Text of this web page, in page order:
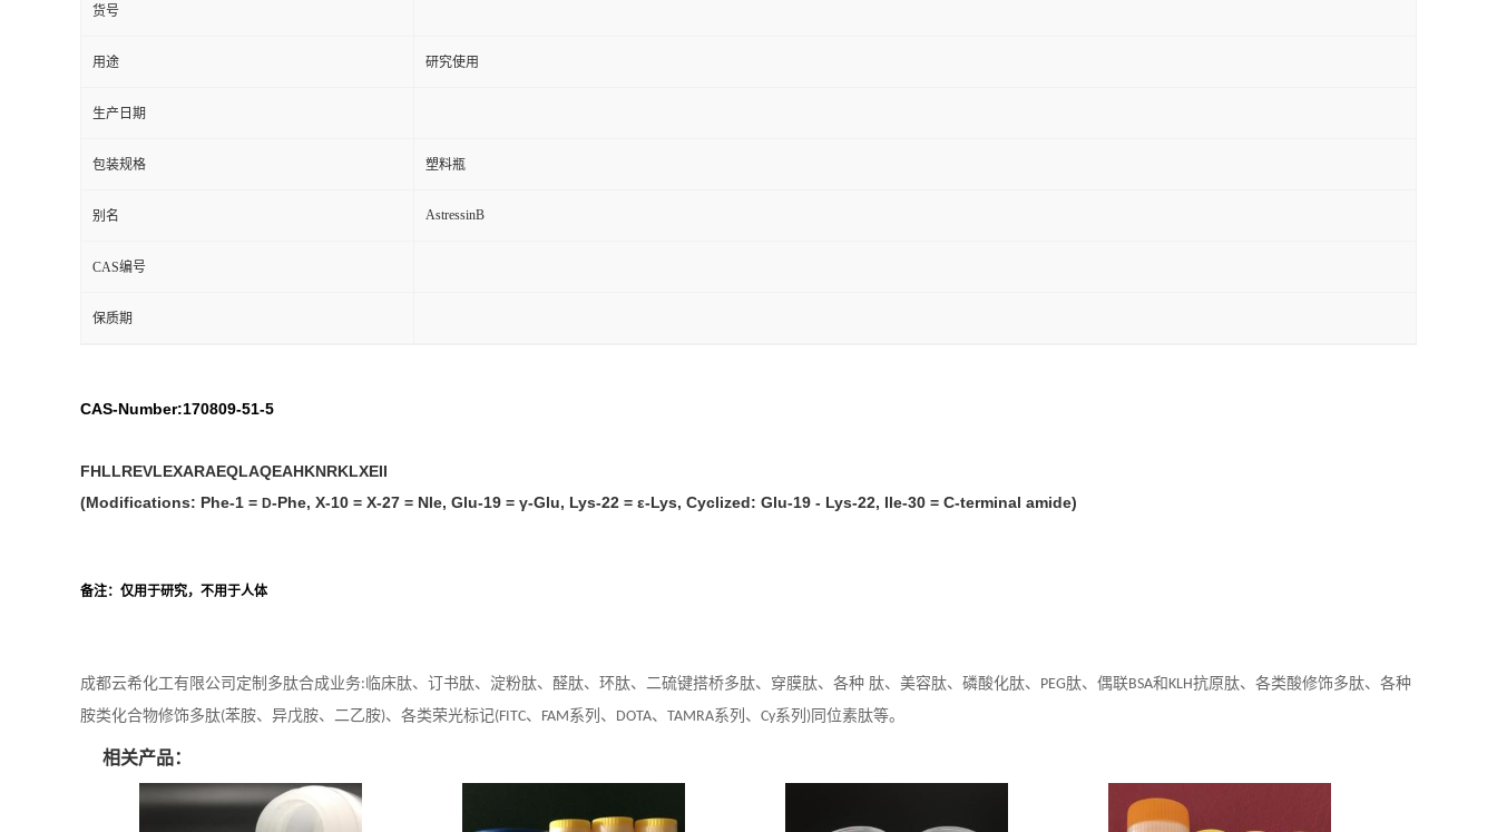
货号
用途 研究使用
生产日期
包装规格 塑料瓶
别名 AstressinB
CAS编号
保质期
CAS-Number:170809-51-5
FHLLREVLEXARAEQLAQEAHKNRKLXEII
(Modifications: Phe-1 = D-Phe, X-10 = X-27 = Nle, Glu-19 = γ-Glu, Lys-22 = ε-Lys, Cyclized: Glu-19 - Lys-22, Ile-30 = C-terminal amide)
备注：仅用于研究，不用于人体
成都云希化工有限公司定制多肽合成业务: 临床肽、订书肽、淀粉肽、醛肽、环肽、二硫键搭桥多肽、穿膜肽、各种 肽、美容肽、磷酸化肽、 PEG肽、偶联BSA和KLH抗原肽、各类酸修饰多肽、各种
胺类化合物修饰多肽(苯胺、异戊胺、二乙胺)、各类荣光标记(FITC、 FAM系列、 DOTA、 TAMRA系列、 Cy系列 ) 同位素肽等。
相关产品：